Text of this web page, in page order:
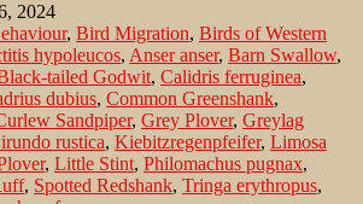
2024
, Bird Migration, Birds of Western
hypoleucos, Anser anser, Barn Swallow,
tailed Godwit, Calidris ferruginea,
dubius, Common Greenshank,
Sandpiper, Grey Plover, Greylag
rustica, Kiebitzregenpfeifer, Limosa
, Little Stint, Philomachus pugnax,
, Spotted Redshank, Tringa erythropus,